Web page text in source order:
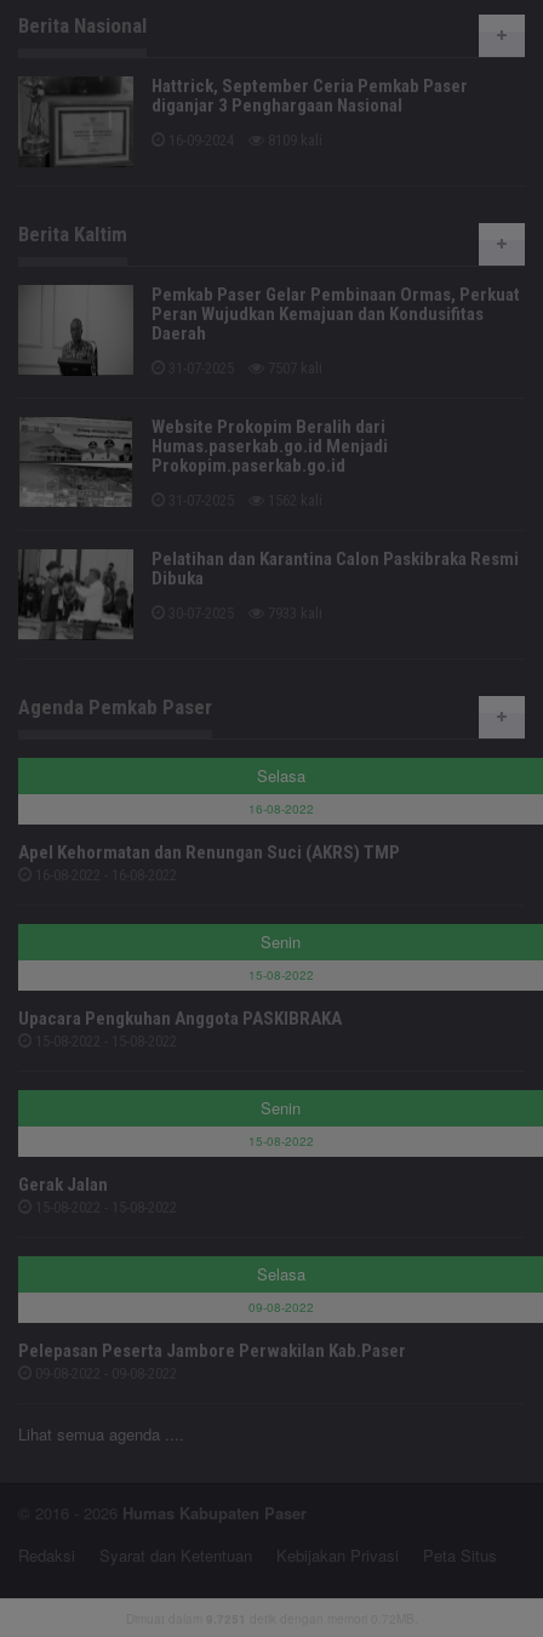
Berita Nasional
Hattrick, September Ceria Pemkab Paser
diganjar 3 Penghargaan Nasional
Berita Kaltim
Pemkab Paser Gelar Pembinaan Ormas, Perkuat
Peran Wujudkan Kemajuan dan Kondusifitas
Daerah
Website Prokopim Beralih dari
Humas.paserkab.go.id Menjadi
Prokopim.paserkab.go.id
Pelatihan dan Karantina Calon Paskibraka Resmi
Dibuka
Agenda Pemkab Paser
Selasa
16-08-2022
Apel Kehormatan dan Renungan Suci (AKRS) TMP
Senin
15-08-2022
Upacara Pengkuhan Anggota PASKIBRAKA
Senin
15-08-2022
Gerak Jalan
Selasa
09-08-2022
Pelepasan Peserta Jambore Perwakilan Kab.Paser
Lihat semua agenda ....
© 2016 - 2026 Humas Kabupaten Paser
Redaksi
Syarat dan Ketentuan Kebijakan Privasi Peta Situs